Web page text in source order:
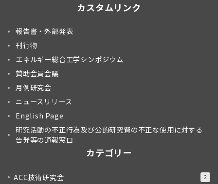
カスタムリンク
報告書・外部発表
刊行物
エネルギー総合工学シンポジウム
賛助会員会議
月例研究会
ニュースリリース
English Page
研究活動の不正行為及び公的研究費の不正な使用に対する
告発等の通報窓口
カテゴリー
ACC技術研究会 2